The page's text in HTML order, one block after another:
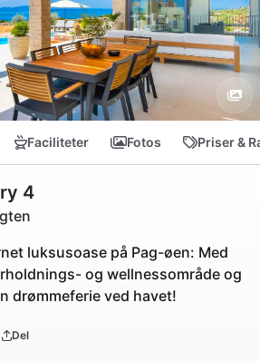
Faciliteter Fotos Priser &
4
luksusoase på Pag-øen: Med
og wellnessområde og
drømmeferie ved havet!
Del